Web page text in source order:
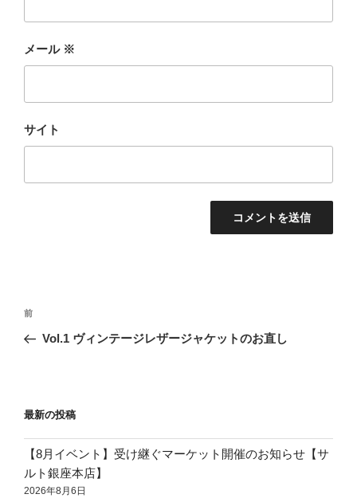
メール ※
サイト
前
Vol.1 ヴィンテージレザージャケットのお直し
最新の投稿
【8月イベント】受け継ぐマーケット開催のお知らせ【サ
ルト銀座本店】
2026年8月6日